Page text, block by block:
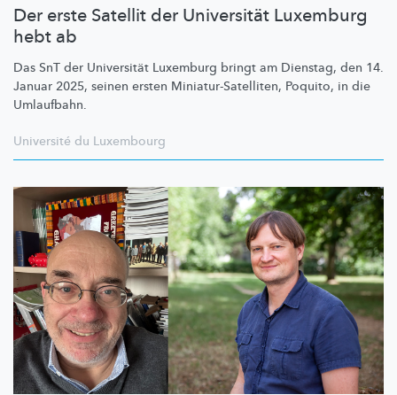
Der erste Satellit der Universität Luxemburg
hebt ab
Das SnT der Universität Luxemburg bringt am Dienstag, den 14.
Januar 2025, seinen ersten Miniatur-Satelliten, Poquito, in die
Umlaufbahn.
Université du Luxembourg